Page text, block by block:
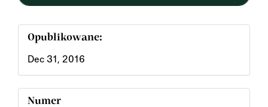
Opublikowane:
Dec 31, 2016
Numer